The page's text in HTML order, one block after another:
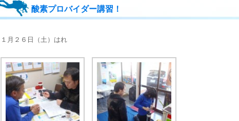
酸素プロバイダー講習！
１月２６日（土）はれ